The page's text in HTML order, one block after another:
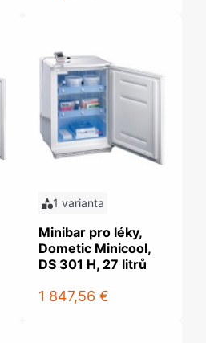
1 varianta
Minibar pro léky,
Dometic Minicool,
DS 301 H, 27 litrů
1 847,56 €